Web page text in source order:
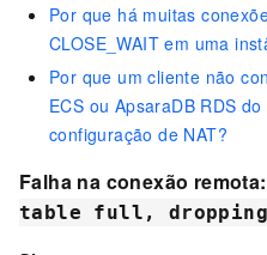
Por que há muitas
CLOSE_WAIT em uma
Por que um cliente não
ECS ou ApsaraDB RDS
configuração de NAT?
Falha na conexão remota:
table full, dropping